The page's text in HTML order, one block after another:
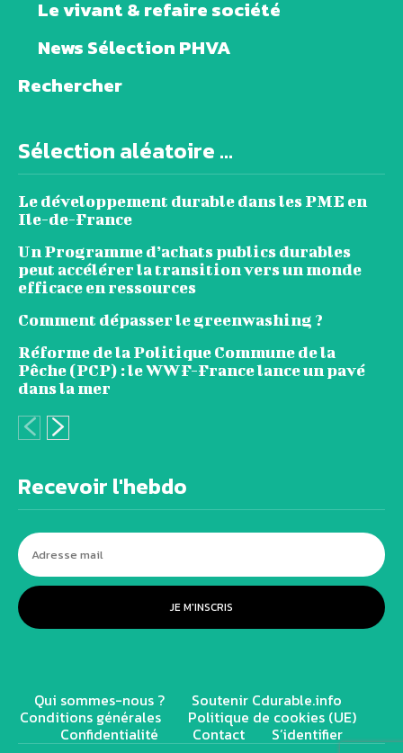
Le vivant & refaire société
News Sélection PHVA
Rechercher
Sélection aléatoire ...
Le développement durable dans les PME en
Ile-de-France
Un Programme d’achats publics durables
peut accélérer la transition vers un monde
efficace en ressources
Comment dépasser le greenwashing ?
Réforme de la Politique Commune de la
Pêche (PCP) : le WWF-France lance un pavé
dans la mer
Recevoir l'hebdo
JE M'INSCRIS
Qui sommes-nous ? Soutenir Cdurable.info
Conditions générales Politique de cookies (UE)
Confidentialité Contact S’identifier